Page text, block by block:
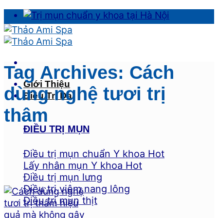
Skip
to
content
Giới Thiệu
Điều Trị Da
ĐIỀU TRỊ MỤN
Điều trị mụn chuẩn Y khoa
Lấy nhân mụn Y khoa
Điều trị mụn lưng
Điều trị viêm nang lông
Điều trị mụn thịt
Tag Archives: Cách
dùng nghệ tươi trị
thâm